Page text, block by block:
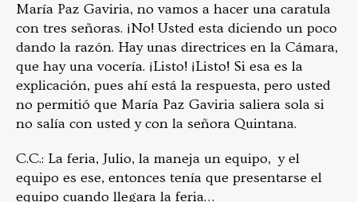
María Paz Gaviria, no vamos a hacer una caratula
con tres señoras. ¡No! Usted esta diciendo un poco
dando la razón. Hay unas directrices en la Cámara,
que hay una vocería. ¡Listo! ¡Listo! Si esa es la
explicación, pues ahí está la respuesta, pero usted
no permitió que María Paz Gaviria saliera sola si
no salía con usted y con la señora Quintana.
C.C.: La feria, Julio, la maneja un equipo, y el
equipo es ese, entonces tenía que presentarse el
equipo cuando llegara la feria…